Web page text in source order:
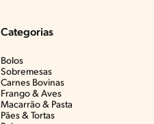
Categorias
Bolos
Sobremesas
Carnes Bovinas​
Frango & Aves​
Macarrão & Pasta​
Pães & Tortas​